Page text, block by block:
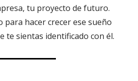
tu proyecto de futuro.
para hacer crecer ese sueño
te sientas identificado con él.